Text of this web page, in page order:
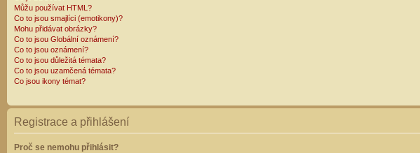
Můžu používat HTML?
Co to jsou smajlíci (emotikony)?
Mohu přidávat obrázky?
Co to jsou Globální oznámení?
Co to jsou oznámení?
Co to jsou důležitá témata?
Co to jsou uzamčená témata?
Co jsou ikony témat?
Registrace a přihlášení
Proč se nemohu přihlásit?